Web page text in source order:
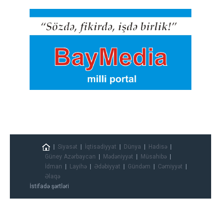
Siyasət İqtisadiyyat Dünya
Hadisə
Güney Azərbaycan
Mədəniyyət
Müsahibə
İdman
Layihə Ədəbiyyat Gündəm
Cəmiyyət
Əlaqə
İstifadə şərtləri